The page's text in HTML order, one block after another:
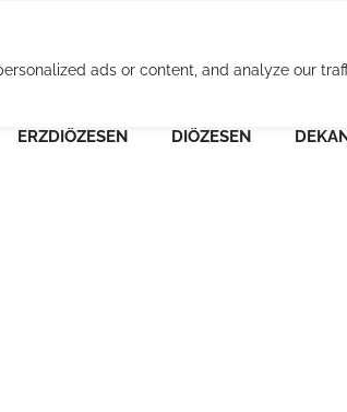
ads or content, and analyze our
ERZDIÖZESEN DIÖZESEN